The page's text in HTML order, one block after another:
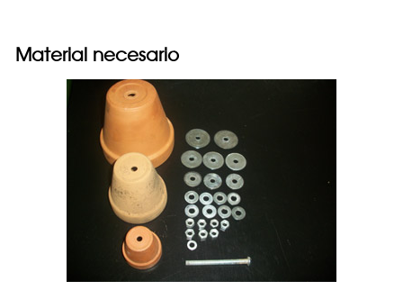
Material necesario